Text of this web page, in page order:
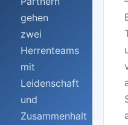
gehen
zwei
Herrenteams
mit
Leidenschaft
und
Zusammenhalt